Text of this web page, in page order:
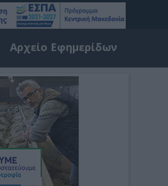
Αρχείο Εφημερίδων